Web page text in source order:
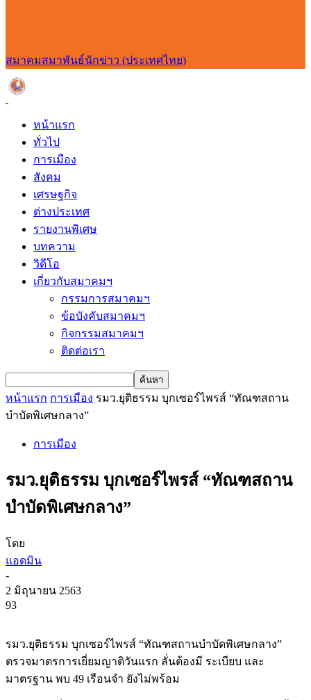
สมาคมสมาพันธ์นักข่าว (ประเทศไทย)
หน้าแรก
ทั่วไป
การเมือง
สังคม
เศรษฐกิจ
ต่างประเทศ
รายงานพิเศษ
บทความ
วิดีโอ
เกี่ยวกับสมาคมฯ
กรรมการสมาคมฯ
ข้อบังคับสมาคมฯ
กิจกรรมสมาคมฯ
ติดต่อเรา
หน้าแรก การเมือง รมว.ยุติธรรม บุกเซอร์ไพรส์ “ทัณฑสถาน
บำบัดพิเศษกลาง”
การเมือง
รมว.ยุติธรรม บุกเซอร์ไพรส์ “ทัณฑสถาน
บำบัดพิเศษกลาง”
โดย
แอดมิน
-
2 มิถุนายน 2563
93
รมว.ยุติธรรม บุกเซอร์ไพรส์ “ทัณฑสถานบำบัดพิเศษกลาง”
ตรวจมาตรการเยี่ยมญาติวันแรก ลั่นต้องมี ระเบียบ และ
มาตรฐาน พบ 49 เรือนจำ ยังไม่พร้อม